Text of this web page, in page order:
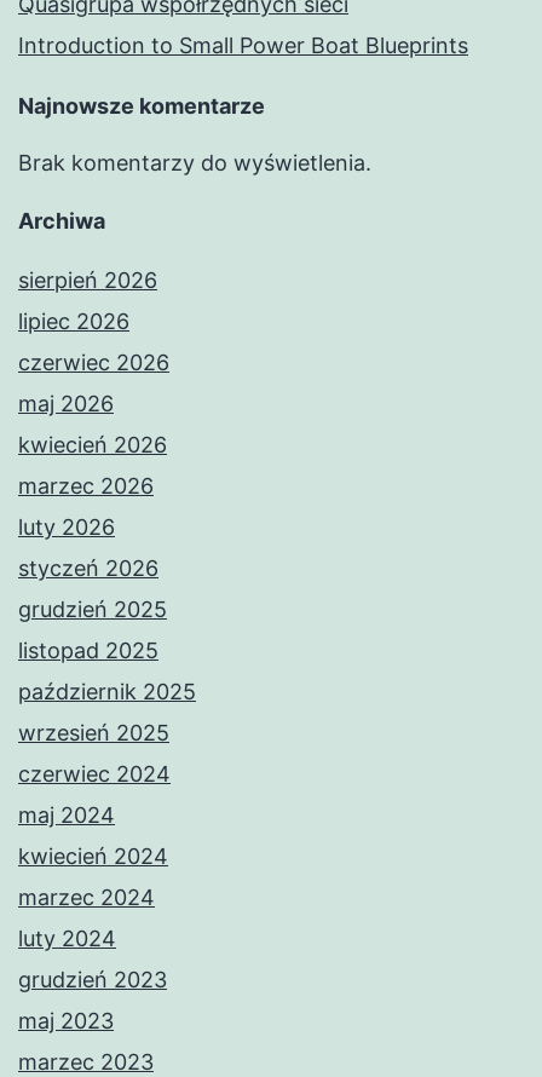
Introduction to Small Power Boat Blueprints
Najnowsze komentarze
Brak komentarzy do wyświetlenia.
Archiwa
sierpień 2026
lipiec 2026
czerwiec 2026
maj 2026
kwiecień 2026
marzec 2026
luty 2026
styczeń 2026
grudzień 2025
listopad 2025
październik 2025
wrzesień 2025
czerwiec 2024
maj 2024
kwiecień 2024
marzec 2024
luty 2024
grudzień 2023
maj 2023
marzec 2023